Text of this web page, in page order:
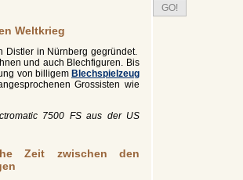
Weltkrieg
Distler in Nürnberg gegründet.
und auch Blechfiguren. Bis
von billigem Blechspielzeug
Grossisten wie
7500 FS aus der US
Zeit zwischen den